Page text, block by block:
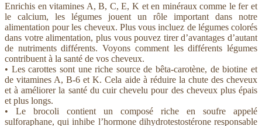
Enrichis en vitamines A, B, C, E, K et en minéraux comme le fer et
le calcium, les légumes jouent un rôle important dans notre
alimentation pour les cheveux. Plus vous incluez de légumes colorés
dans votre alimentation, plus vous pouvez tirer d’avantages d’autant
de nutriments différents. Voyons comment les différents légumes
contribuent à la santé de vos cheveux.
• Les carottes sont une riche source de bêta-carotène, de biotine et
de vitamines A, B-6 et K. Cela aide à réduire la chute des cheveux
et à améliorer la santé du cuir chevelu pour des cheveux plus épais
et plus longs.
• Le brocoli contient un composé riche en soufre appelé
sulforaphane, qui inhibe l’hormone dihydrotestostérone responsable